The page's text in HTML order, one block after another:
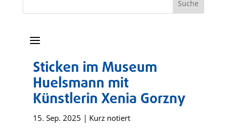
a
Sticken im Museum
Huelsmann mit
Künstlerin Xenia Gorzny
15. Sep. 2025 | Kurz notiert